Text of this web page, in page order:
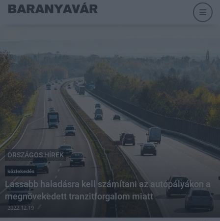
ORSZÁGOS HÍREK
közlekedés
Lassabb haladásra kell számítani az autópályákon a
megnövekedett tranzitforgalom miatt
2022.12.19